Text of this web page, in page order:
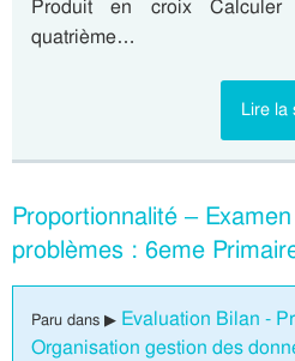
Produit en croix
quatrième…
Lire la
Proportionnalité –
problèmes : 6eme
Paru dans ▶ Evaluation Bilan -
Organisation gestion des